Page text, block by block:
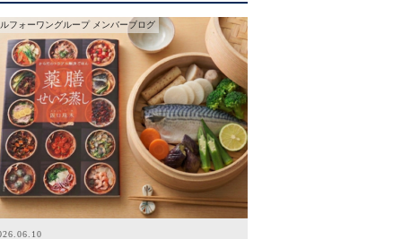
フォーワングループ メンバーブログ